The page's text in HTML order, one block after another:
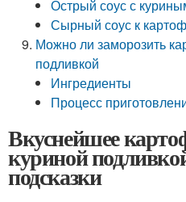
Острый соус с
Сырный соус к
Можно ли заморозить
подливкой
Ингредиенты
Процесс
Вкуснейшее
куриной
подсказки